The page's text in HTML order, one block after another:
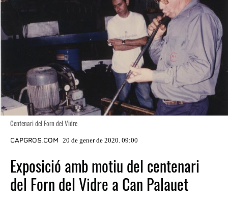
Centenari del Forn del Vidre
CAPGROS.COM 20 de gener de 2020. 09:00
Exposició amb motiu del centenari
del Forn del Vidre a Can Palauet